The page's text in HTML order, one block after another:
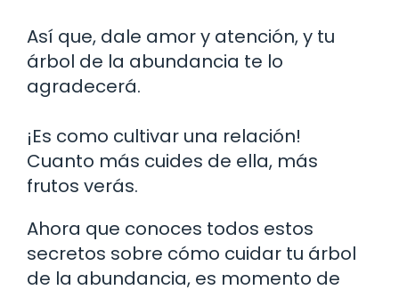
Así que, dale amor y atención, y tu
árbol de la abundancia te lo
agradecerá.
¡Es como cultivar una relación!
Cuanto más cuides de ella, más
frutos verás.
Ahora que conoces todos estos
secretos sobre cómo cuidar tu árbol
de la abundancia, es momento de